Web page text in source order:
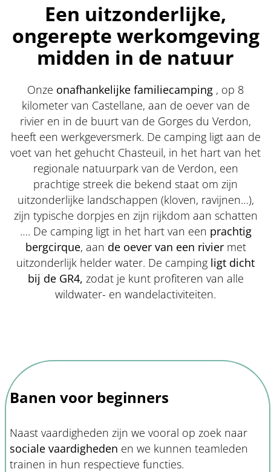
Een uitzonderlijke,
ongerepte werkomgeving
midden in de natuur
Onze onafhankelijke familiecamping , op 8
kilometer van Castellane, aan de oever van de
rivier en in de buurt van de Gorges du Verdon,
heeft een werkgeversmerk. De camping ligt aan de
voet van het gehucht Chasteuil, in het hart van het
regionale natuurpark van de Verdon, een
prachtige streek die bekend staat om zijn
uitzonderlijke landschappen (kloven, ravijnen…),
zijn typische dorpjes en zijn rijkdom aan schatten
…. De camping ligt in het hart van een prachtig
bergcirque, aan de oever van een riviermet
uitzonderlijk helder water. De camping ligt dicht
bij de GR4, zodat je kunt profiteren van alle
wildwater- en wandelactiviteiten.
Banen voor beginners
Naast vaardigheden zijn we vooral op zoek naar
sociale vaardigheden en we kunnen teamleden
trainen in hun respectieve functies.